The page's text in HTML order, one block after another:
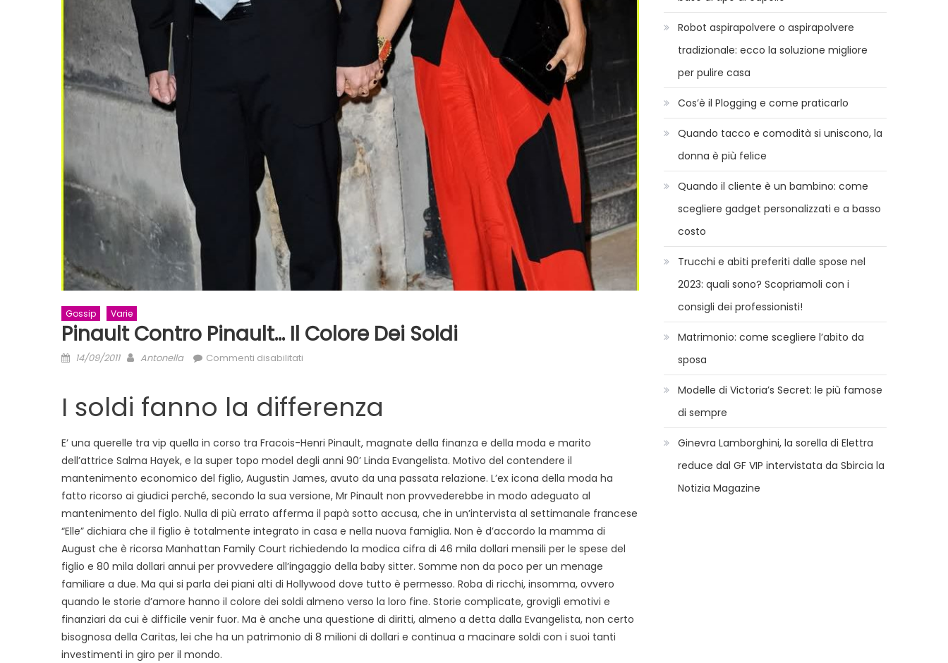
Gossip Varie
Pinault Contro Pinault… Il Colore Dei Soldi
Posted
14/09/2011 Author
Antonella Commenti disabilitati
Pinault…
colore
dei
soldi
I soldi fanno la differenza
E’ una querelle tra vip quella in corso tra Fracois-Henri Pinault, magnate della finanza e della moda e marito
dell’attrice Salma Hayek, e la super topo model degli anni 90’ Linda Evangelista. Motivo del contendere il
mantenimento economico del figlio, Augustin James, avuto da una passata relazione. L’ex icona della moda ha
fatto ricorso ai giudici perché, secondo la sua versione, Mr Pinault non provvederebbe in modo adeguato al
mantenimento del figlo. Nulla di più errato afferma il papà sotto accusa, che in un’intervista al settimanale francese
“Elle” dichiara che il figlio è totalmente integrato in casa e nella nuova famiglia. Non è d’accordo la mamma di
August che è ricorsa Manhattan Family Court richiedendo la modica cifra di 46 mila dollari mensili per le spese del
figlio e 80 mila dollari annui per provvedere all’ingaggio della baby sitter. Somme non da poco per un menage
familiare a due. Ma qui si parla dei piani alti di Hollywood dove tutto è permesso. Roba di ricchi, insomma, ovvero
quando le storie d’amore hanno il colore dei soldi almeno verso la loro fine. Storie complicate, grovigli emotivi e
finanziari da cui è difficile venir fuor. Ma è anche una questione di diritti, almeno a detta dalla Evangelista, non certo
bisognosa della Caritas, lei che ha un patrimonio di 8 milioni di dollari e continua a macinare soldi con i suoi tanti
investimenti in giro per il mondo.
Robot aspirapolvere o aspirapolvere
tradizionale: ecco la soluzione migliore
per pulire casa
Cos’è il Plogging e come praticarlo
Quando tacco e comodità si uniscono, la
donna è più felice
Quando il cliente è un bambino: come
scegliere gadget personalizzati e a basso
costo
Trucchi e abiti preferiti dalle spose nel
2023: quali sono? Scopriamoli con i
consigli dei professionisti!
Matrimonio: come scegliere l’abito da
sposa
Modelle di Victoria’s Secret: le più famose
di sempre
Ginevra Lamborghini, la sorella di Elettra
reduce dal GF VIP intervistata da Sbircia la
Notizia Magazine